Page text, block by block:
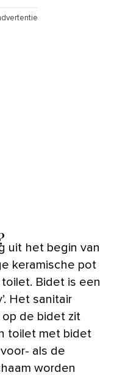
keramische pot
Bidet is een
Het sanitair
op de bidet zit
toilet met bidet
als de
worden